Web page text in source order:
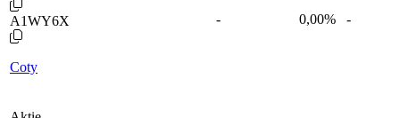
A1WY6X
Coty
- 0,00% -